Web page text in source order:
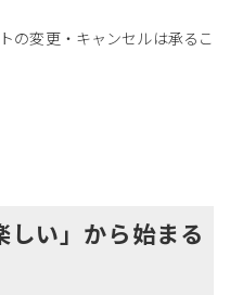
の変更・キャンセルは承るこ
しい」から始まる